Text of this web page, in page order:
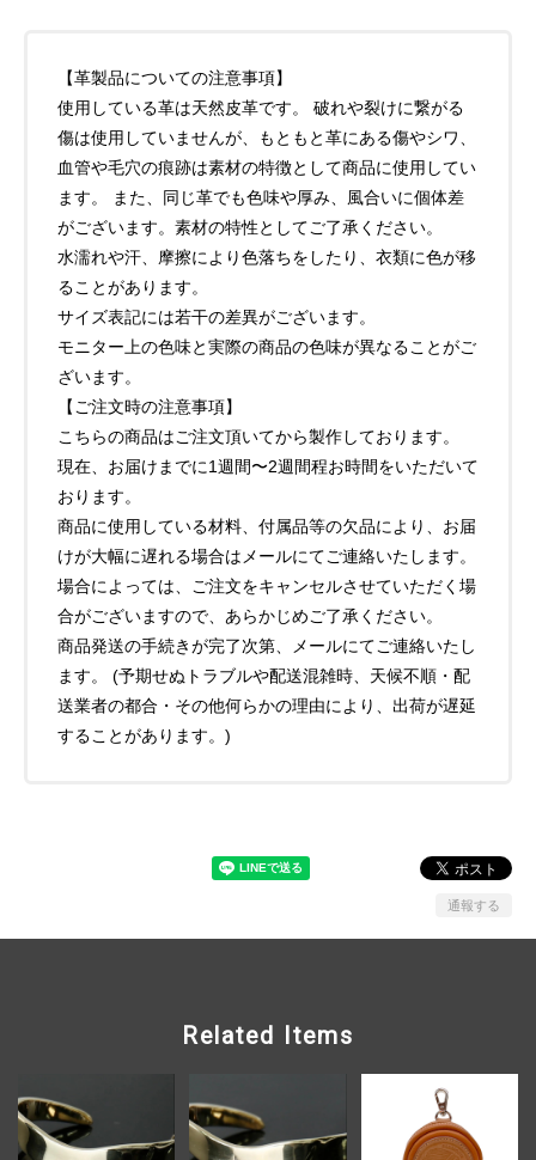
【革製品についての注意事項】
使用している革は天然皮革です。 破れや裂けに繋がる
傷は使用していませんが、もともと革にある傷やシワ、
血管や毛穴の痕跡は素材の特徴として商品に使用してい
ます。 また、同じ革でも色味や厚み、風合いに個体差
がございます。素材の特性としてご了承ください。
水濡れや汗、摩擦により色落ちをしたり、衣類に色が移
ることがあります。
サイズ表記には若干の差異がございます。
モニター上の色味と実際の商品の色味が異なることがご
ざいます。
【ご注文時の注意事項】
こちらの商品はご注文頂いてから製作しております。
現在、お届けまでに1週間〜2週間程お時間をいただいて
おります。
商品に使用している材料、付属品等の欠品により、お届
けが大幅に遅れる場合はメールにてご連絡いたします。
場合によっては、ご注文をキャンセルさせていただく場
合がございますので、あらかじめご了承ください。
商品発送の手続きが完了次第、メールにてご連絡いたし
ます。 (予期せぬトラブルや配送混雑時、天候不順・配
送業者の都合・その他何らかの理由により、出荷が遅延
することがあります。)
通報する
Related Items